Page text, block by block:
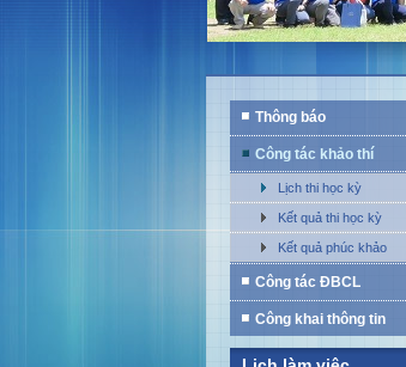
Thông báo
Công tác khảo thí
Lịch thi học kỳ
Kết quả thi học kỳ
Kết quả phúc khảo
Công tác ĐBCL
Công khai thông tin